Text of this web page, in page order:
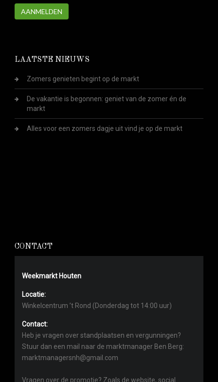
AANMELDEN
LAATSTE NIEUWS
Zomers genieten begint op de markt
De vakantie is begonnen: geniet van de zomer én de
markt
Alles voor een zomers dagje uit vind je op de markt
CONTACT
Weekmarkt Houten
Locatie:
Winkelcentrum ’t Rond (Donderdag tot 14:00 uur)
Contact:
Heb je vragen over standplaatsen en vergunningen?
Stuur dan een mail naar de marktmanager Ben Berg:
marktmanagersnh@gmail.com
Vragen over de promotie? Zoals de website, social